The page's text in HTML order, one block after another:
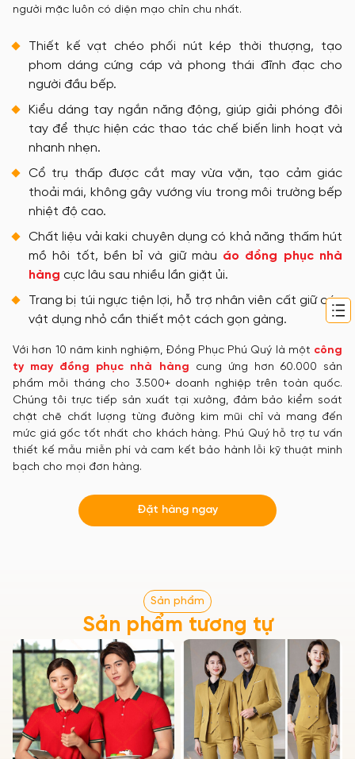
người mặc luôn có diện mạo chỉn chu nhất.
Thiết kế vạt chéo phối nút kép thời thượng, tạo
phom dáng cứng cáp và phong thái đĩnh đạc cho
người đầu bếp.
Kiểu dáng tay ngắn năng động, giúp giải phóng đôi
tay để thực hiện các thao tác chế biến linh hoạt và
nhanh nhẹn.
Cổ trụ thấp được cắt may vừa vặn, tạo cảm giác
thoải mái, không gây vướng víu trong môi trường bếp
nhiệt độ cao.
Chất liệu vải kaki chuyên dụng có khả năng thấm hút
mồ hôi tốt, bền bỉ và giữ màu áo đồng phục nhà
hàng cực lâu sau nhiều lần giặt ủi.
Trang bị túi ngực tiện lợi, hỗ trợ nhân viên cất giữ các
vật dụng nhỏ cần thiết một cách gọn gàng.
Với hơn 10 năm kinh nghiệm, Đồng Phục Phú Quý là một công
ty may đồng phục nhà hàng cung ứng hơn 60.000 sản
phẩm mỗi tháng cho 3.500+ doanh nghiệp trên toàn quốc.
Chúng tôi trực tiếp sản xuất tại xưởng, đảm bảo kiểm soát
chặt chẽ chất lượng từng đường kim mũi chỉ và mang đến
mức giá gốc tốt nhất cho khách hàng. Phú Quý hỗ trợ tư vấn
thiết kế mẫu miễn phí và cam kết bảo hành lỗi kỹ thuật minh
bạch cho mọi đơn hàng.
Đặt hàng ngay
Sản phẩm
Sản phẩm tương tự